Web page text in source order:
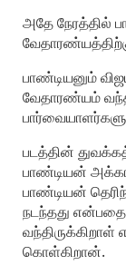
அதே நேரத்தில்
பாண்டியனும்
வேதாரண்யம்
படத்தின்
பாண்டியன்
பாண்டியன்
நடந்தது
வந்திருக்கிறாள்
கொள்கிறான்.